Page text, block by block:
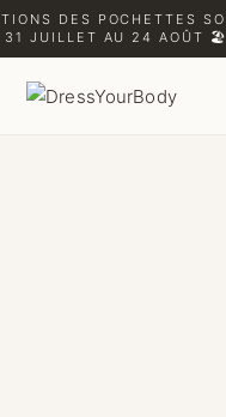
DES POCHETTES
31 JUILLET AU 24 AOÛT